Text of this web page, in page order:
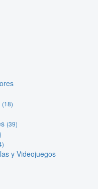
(18)
(39)
y Videojuegos